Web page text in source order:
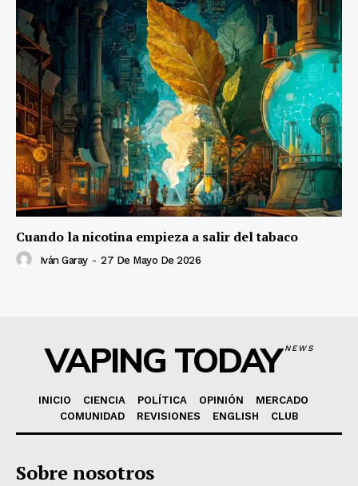
Cuando la nicotina empieza a salir del tabaco
Iván Garay - 27 De Mayo De 2026
VAPING TODAYNEWS
INICIO CIENCIA POLÍTICA OPINIÓN
MERCADO
COMUNIDAD
REVISIONES ENGLISH CLUB
Sobre nosotros